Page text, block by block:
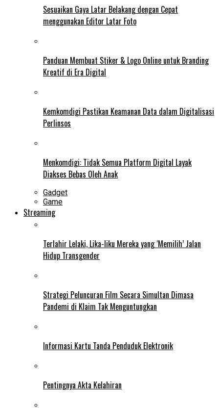
Sesuaikan Gaya Latar Belakang dengan Cepat
menggunakan Editor Latar Foto
Panduan Membuat Stiker & Logo Online untuk Branding
Kreatif di Era Digital
Kemkomdigi Pastikan Keamanan Data dalam Digitalisasi
Perlinsos
Menkomdigi: Tidak Semua Platform Digital Layak
Diakses Bebas Oleh Anak
Gadget
Game
Streaming
Terlahir Lelaki, Lika-liku Mereka yang ‘Memilih’ Jalan
Hidup Transgender
Strategi Peluncuran Film Secara Simultan Dimasa
Pandemi di Klaim Tak Menguntungkan
Informasi Kartu Tanda Penduduk Elektronik
Pentingnya Akta Kelahiran